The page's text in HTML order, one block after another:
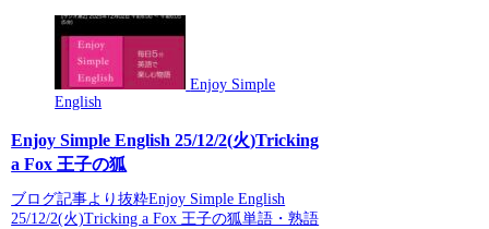
Enjoy Simple
English
Enjoy Simple English 25/12/2(火)Tricking
a Fox 王子の狐
ブログ記事より抜粋Enjoy Simple English
25/12/2(火)Tricking a Fox 王子の狐単語・熟語